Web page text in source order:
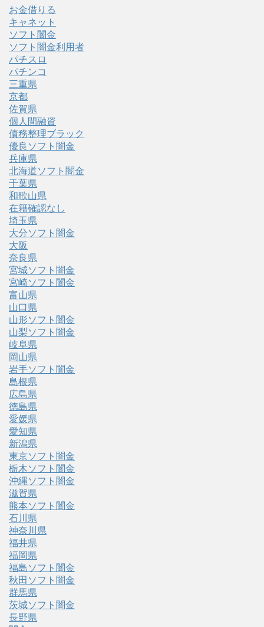
お金借りる
キャネット
ソフト闇金
ソフト闇金利用者
パチスロ
パチンコ
三重県
京都
佐賀県
個人間融資
債務整理ブラック
優良ソフト闇金
兵庫県
北海道ソフト闇金
千葉県
和歌山県
在籍確認なし
埼玉県
大分ソフト闇金
大阪
奈良県
宮城ソフト闇金
宮崎ソフト闇金
富山県
山口県
山形ソフト闇金
山梨ソフト闇金
岐阜県
岡山県
岩手ソフト闇金
島根県
広島県
徳島県
愛媛県
愛知県
新潟県
東京ソフト闇金
栃木ソフト闇金
沖縄ソフト闇金
滋賀県
熊本ソフト闇金
石川県
神奈川県
福井県
福岡県
福島ソフト闇金
秋田ソフト闇金
群馬県
茨城ソフト闇金
長野県